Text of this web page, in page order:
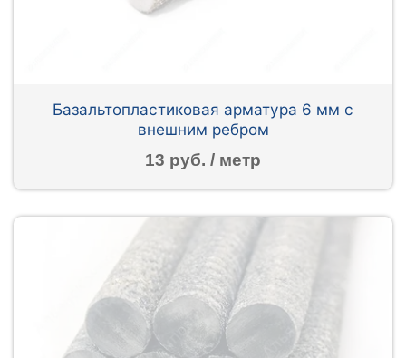
Базальтопластиковая арматура 6 мм с
внешним ребром
13 руб. / метр